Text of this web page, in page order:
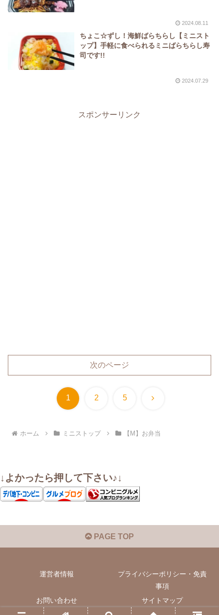
2024.08.11
ちょこ☆ずし！海鮮ばらちらし【ミニスト
ップ】手軽に食べられるミニばらちらし寿
司です!!
2024.07.29
スポンサーリンク
次のページ
1 2 5 次
ホーム ミニストップ 【M】お弁当
↓よかったら押して下さい♪↓
PAGE TOP
運営者情報
プライバシーポリシー・免責
事項
お問い合わせ
サイトマップ